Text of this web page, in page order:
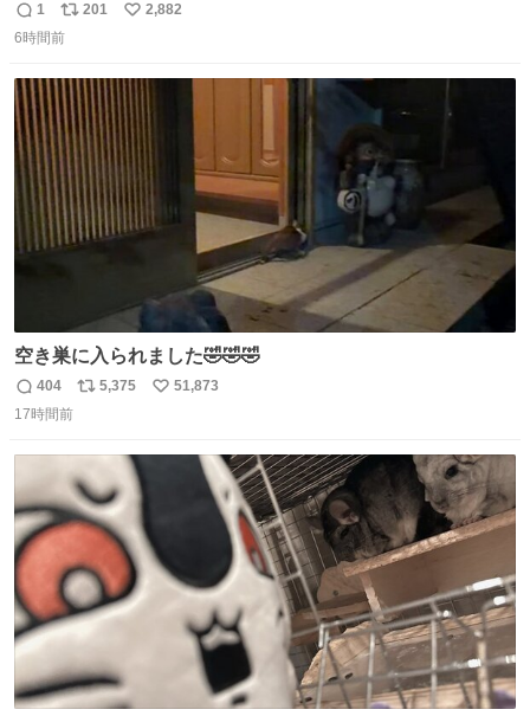
返
信
1
リ
ポ
ト
数
201
い
数
2,882
6時間前
空き巣に入られました🤣🤣🤣
返
信
404
リ
ト
数
5,375
い
51,873
17時間前